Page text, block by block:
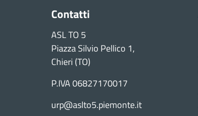
Contatti
ASL TO 5
Piazza Silvio Pellico 1,
Chieri (TO)
P.IVA 06827170017
urp@aslto5.piemonte.it